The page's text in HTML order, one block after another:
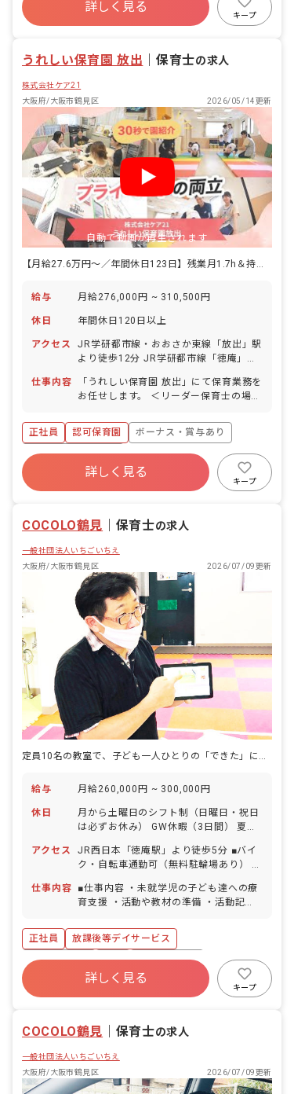
ョーや、絵本を題材にしたクッキング、
卒園を迎える園児に1月分の献立を立て
おります。栄養士だけではなく、調理師
していただき、子どもの反応をダイレク
トに感じることができます。 また、可能
な限り国産食材にこだわり、日本の食文
化を中心とした暖かみのある給食を提供
しています。おいしい・たのしい・うれ
しい給食を子どもたちに届けるため、ぜ
ひお力を貸してください！
福利厚生充実 退職金制度
残業少なめ
詳しく見る
キープ
うれしい保育園 放出 ｜保育士の求人
株式会社ケア21
大阪府/大阪市鶴見区
2026/05/14更新
自動で動画が再生されます
【月給27.6万円～／年間休日123日】残業月1.7h＆持ち帰りゼロ。賞与(固定40万＋α)あり
給与 月給276,000円 ~ 310,500円
休日 年間休日120日以上
アクセス
JR学研都市線・おおさか東線「放出」駅
より徒歩12分 JR学研都市線「徳庵」駅
に駐輪スペース完備）
仕事内容
「うれしい保育園 放出」にて保育業務を
お任せします。 ＜リーダー保育士の場合
員の教育担当などを行っていただきま
す。 ■ここがポイント！ 認可保育園での
保育のお仕事になります。 保育園での経
験・未経験を問わず大歓迎です。 子ども
たちへの丁寧なかかわりを常に研究する
いる保育園になります。 ケア21の「人
念の下、仲間たちと一緒に学び、成長
し、喜び合える環境の職場です。
正社員 認可保育園
ボーナス・賞与あり
年間休日120日以上
寮・住宅・家賃補助あり
社会保険完備
詳しく見る
キープ
COCOLO鶴見 保育士の求人
一般社団法人いちごいちえ
大阪府/大阪市鶴見区
2026/07/09更新
定員10名の教室で、子ども一人ひとりの「できた」に立ち会う仕事です。
給与 月給260,000円 ~ 300,000円
休日
月から土曜日のシフト制（日曜日・祝日
は必ずお休み） GW休暇（3日間） 夏季
有給休暇（取得率80%/入職日から半年
後に10日間付与） 慶弔休暇 産前産後・
育児休暇（取得率100％・復帰率
100％） 介護・看護休暇 ※年間休日105
みの相談もしやすい職場です。
アクセス
JR西日本「徳庵駅」より徒歩5分 ■バイ
ク・自転車通勤可（無料駐輪場あり） ※
辺にはスーパーやショッピングモールも
ありますので、帰宅時のお買い物にも便
仕事内容
■仕事内容 ・未就学児の子ども達への療
育支援 ・活動や教材の準備 ・活動記録
迎 ■お預かりする子ども達について
Chico Boteではお預かり対象は未就学
児としています。 未就学児の療育支援の
専門性を高めたいという方も、未就学児
の療育は初めてだけれどもキャリアにチ
では、子ども達に最適な「きっかけ」を
ども達はたった一つの「きっかけ」でも
大きく成長できるもの。また、その「き
っかけ」は一人ひとり違います。その
正社員
放課後等デイサービス
社会保険完備
有給
福利厚生充実
昇給昇進あり
産休育休制度
詳しく見る
キープ
COCOLO鶴見 保育士の求人
一般社団法人いちごいちえ
大阪府/大阪市鶴見区
2026/07/09更新